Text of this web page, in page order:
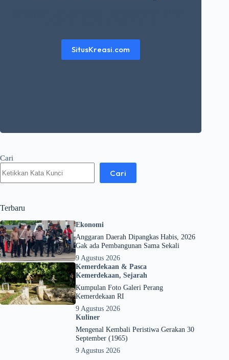
SitusKreasi.com
Cari
Cari
Terbaru
Ekonomi
Anggaran Daerah Dipangkas Habis, 2026
Gak ada Pembangunan Sama Sekali
9 Agustus 2026
Kemerdekaan & Pasca
Kemerdekaan, Sejarah
Kumpulan Foto Galeri Perang
Kemerdekaan RI
9 Agustus 2026
Kuliner
Mengenal Kembali Peristiwa Gerakan 30
September (1965)
9 Agustus 2026